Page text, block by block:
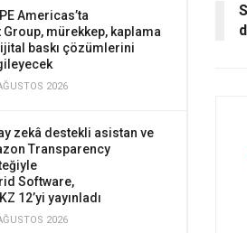
Americas’ta
Group, mürekkep, kaplama
baskı çözümlerini
2026
zekâ destekli asistan ve
Transparency
Software,
12’yi yayınladı
2026